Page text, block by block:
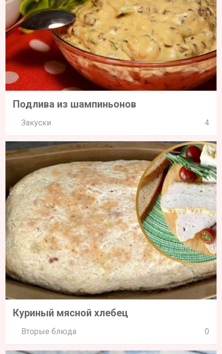
Подлива из шампиньонов
Закуски 4
Куриный мясной хлебец
Вторые блюда 0